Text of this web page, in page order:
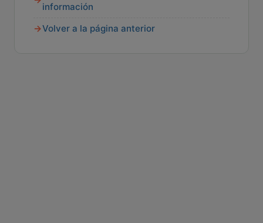
información
Volver a la página anterior